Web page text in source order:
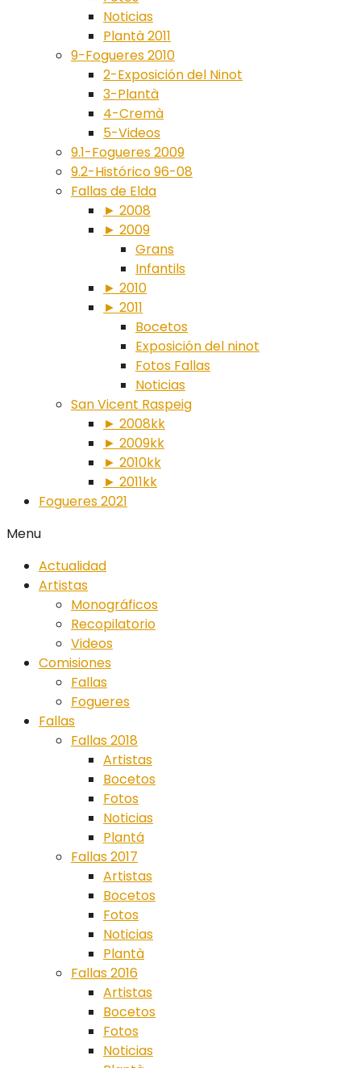
Noticias
Plantà 2011
9-Fogueres 2010
2-Exposición del Ninot
3-Plantà
4-Cremà
5-Videos
9.1-Fogueres 2009
9.2-Histórico 96-08
Fallas de Elda
► 2008
► 2009
Grans
Infantils
► 2010
► 2011
Bocetos
Exposición del ninot
Fotos Fallas
Noticias
San Vicent Raspeig
► 2008kk
► 2009kk
► 2010kk
► 2011kk
Fogueres 2021
Menu
Actualidad
Artistas
Monográficos
Recopilatorio
Videos
Comisiones
Fallas
Fogueres
Fallas
Fallas 2018
Artistas
Bocetos
Fotos
Noticias
Plantá
Fallas 2017
Artistas
Bocetos
Fotos
Noticias
Plantà
Fallas 2016
Artistas
Bocetos
Fotos
Noticias